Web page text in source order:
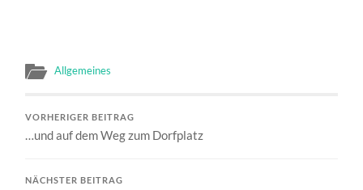
Allgemeines
VORHERIGER BEITRAG
…und auf dem Weg zum Dorfplatz
NÄCHSTER BEITRAG